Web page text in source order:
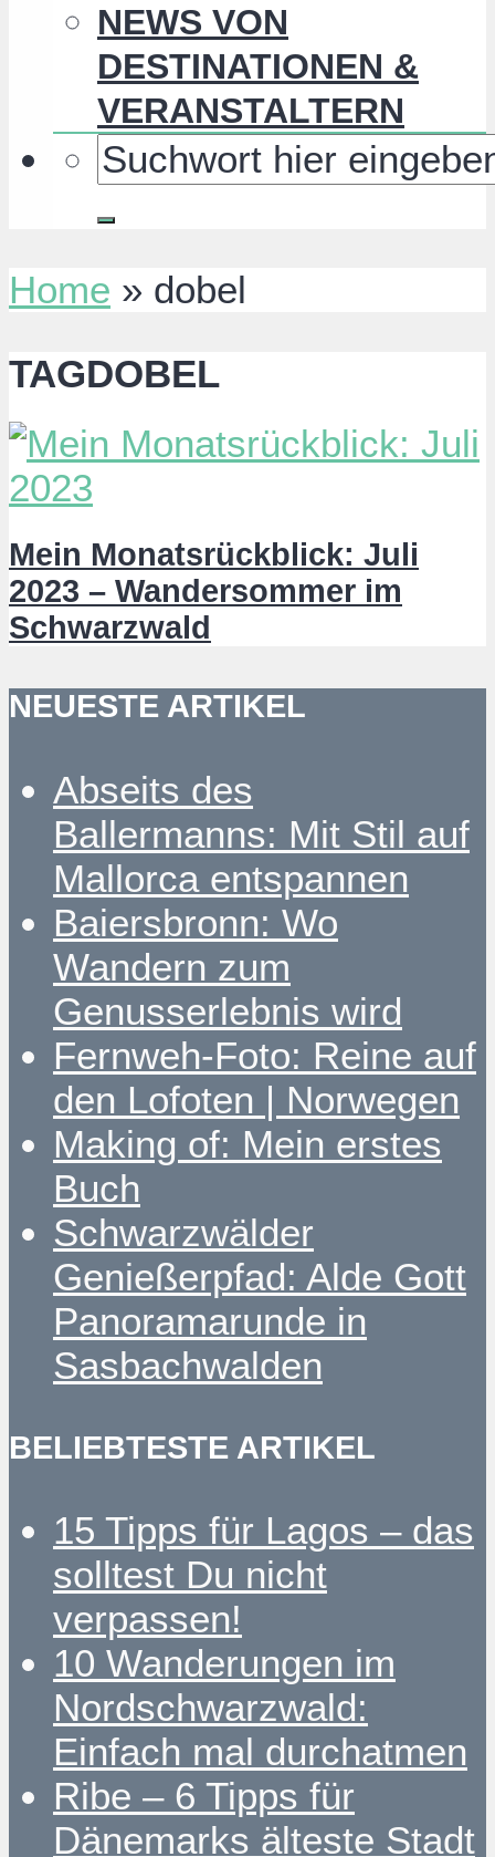
NEWS VON
DESTINATIONEN &
VERANSTALTERN
Home » dobel
TAGDOBEL
Mein Monatsrückblick: Juli
2023 – Wandersommer im
Schwarzwald
NEUESTE ARTIKEL
Abseits des
Ballermanns: Mit Stil auf
Mallorca entspannen
Baiersbronn: Wo
Wandern zum
Genusserlebnis wird
Fernweh-Foto: Reine auf
den Lofoten | Norwegen
Making of: Mein erstes
Buch
Schwarzwälder
Genießerpfad: Alde Gott
Panoramarunde in
Sasbachwalden
BELIEBTESTE ARTIKEL
15 Tipps für Lagos – das
solltest Du nicht
verpassen!
10 Wanderungen im
Nordschwarzwald:
Einfach mal durchatmen
Ribe – 6 Tipps für
Dänemarks älteste Stadt